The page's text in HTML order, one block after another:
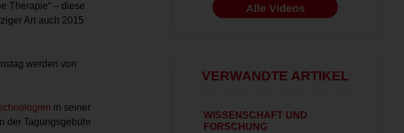
Therapie“ – diese
Art auch 2015
werden von
in seiner
der Tagungsgebühr
Alle Videos
VERWANDTE ARTIKEL
WISSENSCHAFT UND
FORSCHUNG